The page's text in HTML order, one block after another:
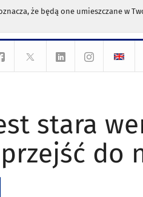
że będą one umieszczane w
stara
do